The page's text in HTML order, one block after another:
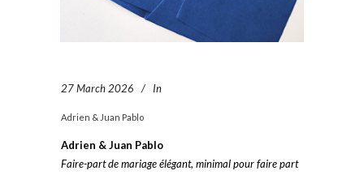
27 March 2026 In
Adrien & Juan Pablo
Adrien & Juan Pablo
Faire-part de mariage élégant, minimal pour faire part